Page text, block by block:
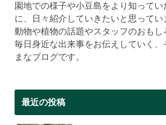
園地での様子や小豆島をより知ってい
に、日々紹介していきたいと思ってい
動物や植物の話題やスタッフのおもし
毎日身近な出来事をお伝えしていく、
まなブログです。
最近の投稿